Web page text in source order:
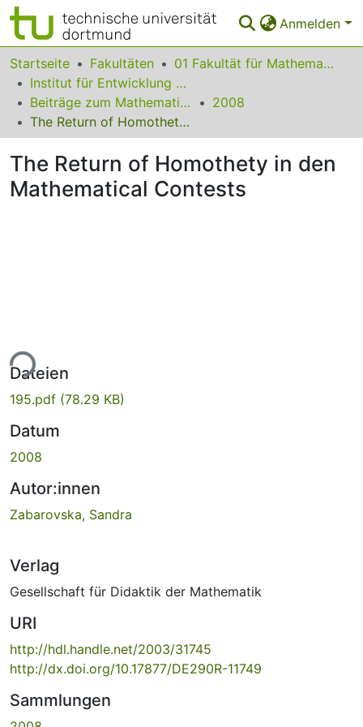
Anmelden
Bereiche & Sammlungen
Das gesamte Repositorium
Statistiken
FAQ
Leitlinien
Startseite Fakultäten
01 Fakultät für Mathematik
Institut für Entwicklung und Erforschung des Mathematikunterrichts
Beiträge zum Mathematikunterricht
2008
The Return of Homothety in den Mathematical Contests
The Return of Homothety in den
Mathematical Contests
Dateien
195.pdf (78.29 KB)
Datum
2008
Autor:innen
Zabarovska, Sandra
Verlag
Gesellschaft für Didaktik der Mathematik
URI
http://hdl.handle.net/2003/31745
http://dx.doi.org/10.17877/DE290R-11749
Sammlungen